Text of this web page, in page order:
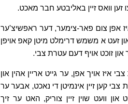
זען וואס זיין באליבטע חבר מאכט.
אפן צום פאר-צימער, דער ראפשיצ’ער
זעט א משמש דרימלט מיטן קאפ אויפן
און זוכט אויף דעם עטרת צבי.
איז אויך אפן, ער גייט אריין אהין און
קען זיין אינמיטן די נאכט, אבער ער
וועט שוין זיין צוריק, האט ער זיך